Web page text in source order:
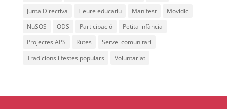
Junta Directiva
Lleure educatiu Manifest
Movidic
NuSOS
ODS Participació
Petita infància
Projectes APS
Rutes
Servei comunitari
Tradicions i festes populars
Voluntariat
Proposta educativa
ACTUALITAT
Butlletins